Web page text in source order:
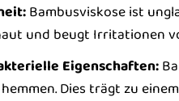
Bambusviskose ist
und beugt Irritationen
Eigenschaften:
Dies trägt zu